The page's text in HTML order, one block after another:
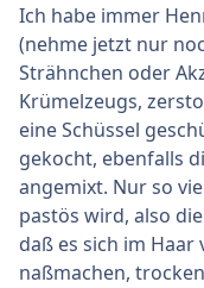
Ich habe immer
(nehme jetzt nur
Strähnchen oder
Krümelzeugs,
eine Schüssel
gekocht, ebenfalls
angemixt. Nur so
pastös wird, also
daß es sich im
naßmachen,